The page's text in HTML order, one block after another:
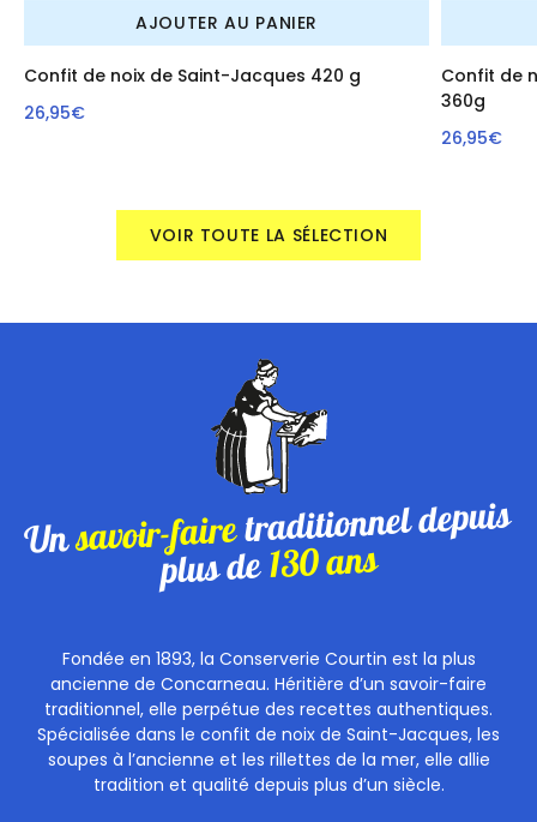
AJOUTER AU PANIER
Confit de noix de Saint-Jacques 420 g
26,95€
Confit de
360g
26,95€
VOIR TOUTE LA SÉLECTION
Unsavoir-fairetraditionnel depuis
plus de130 ans
Fondée en 1893, la Conserverie Courtin est la plus
ancienne de Concarneau. Héritière d’un savoir-faire
traditionnel, elle perpétue des recettes authentiques.
Spécialisée dans le confit de noix de Saint-Jacques, les
soupes à l’ancienne et les rillettes de la mer, elle allie
tradition et qualité depuis plus d’un siècle.